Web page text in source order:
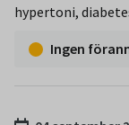
hypertoni,
Ingen